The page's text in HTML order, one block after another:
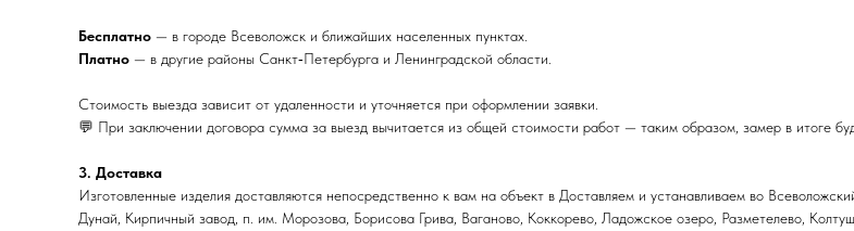
Бесплатно — в городе Всеволожск и ближайших населенных пунктах.
Платно — в другие районы Санкт‑Петербурга и Ленинградской области.
Стоимость выезда зависит от удаленности и уточняется при оформлении заявки.
💬 При заключении договора сумма за выезд вычитается из общей стоимости работ — таким образом, замер в итоге
3. Доставка
Изготовленные изделия доставляются непосредственно к вам на объект в Доставляем и устанавливаем во
Дунай, Кирпичный завод, п. им. Морозова, Борисова Грива, Ваганово, Коккорево, Ладожское озеро, Разметелево,